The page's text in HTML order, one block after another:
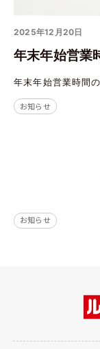
2025年12月20日
年末年始営業
年末年始営業時間
お知らせ
お知らせ